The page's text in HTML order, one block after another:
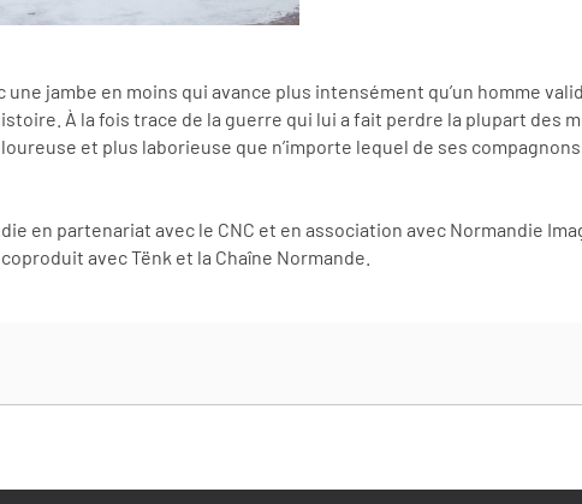
une jambe en moins qui avance plus intensément qu’un homme
À la fois trace de la guerre qui lui a fait perdre la plupart des
et plus laborieuse que n’importe lequel de ses
en partenariat avec le CNC et en association avec Normandie
avec Tënk et la Chaîne Normande.